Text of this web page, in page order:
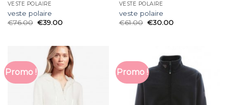
VESTE POLAIRE
veste polaire
€76.00 €39.00
VESTE POLAIRE
veste polaire
€61.00 €30.00
Promo ! Promo !